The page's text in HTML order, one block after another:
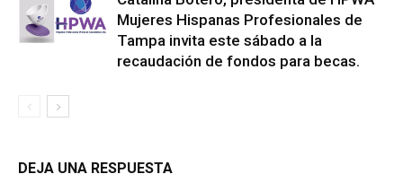
Mujeres Hispanas Profesionales de
Tampa invita este sábado a la
recaudación de fondos para becas.
DEJA UNA RESPUESTA